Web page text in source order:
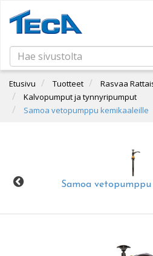
Etusivu Tuotteet
Rasvaa
Kalvopumput ja tynnyripumput
Samoa vetopumppu kemikaaleille
Samoa